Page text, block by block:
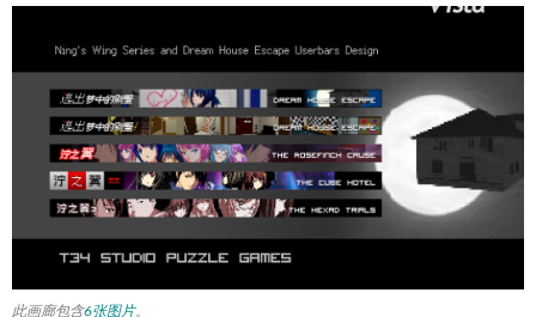
此画廊包含6张图片。